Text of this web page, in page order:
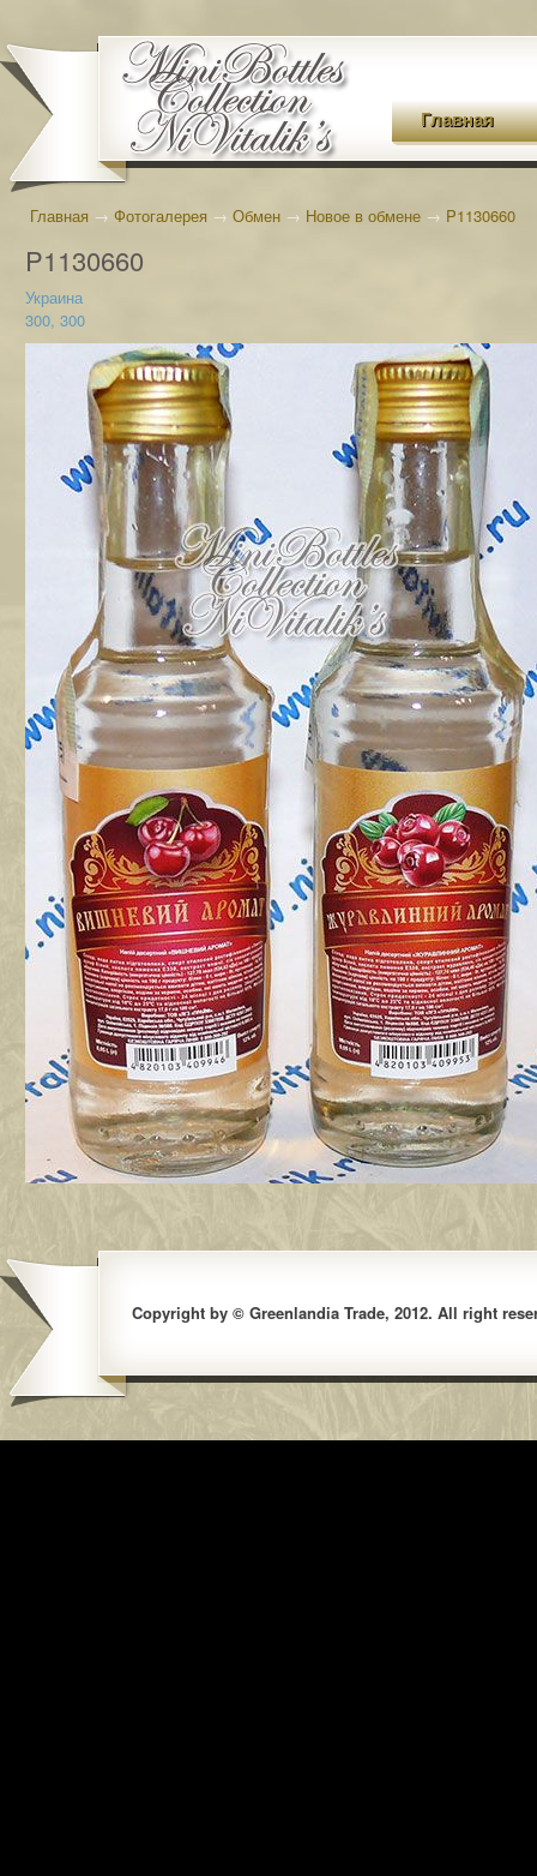
Главная
Главная → Фотогалерея → Обмен → Новое в обмене → P1130660
P1130660
Украина
300, 300
Copyright by © Greenlandia Trade, 2012. All right